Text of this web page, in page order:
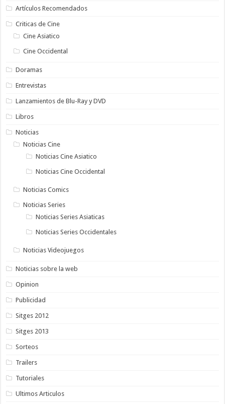
Artículos Recomendados
Criticas de Cine
Cine Asiatico
Cine Occidental
Doramas
Entrevistas
Lanzamientos de Blu-Ray y DVD
Libros
Noticias
Noticias Cine
Noticias Cine Asiatico
Noticias Cine Occidental
Noticias Comics
Noticias Series
Noticias Series Asiaticas
Noticias Series Occidentales
Noticias Videojuegos
Noticias sobre la web
Opinion
Publicidad
Sitges 2012
Sitges 2013
Sorteos
Trailers
Tutoriales
Ultimos Articulos